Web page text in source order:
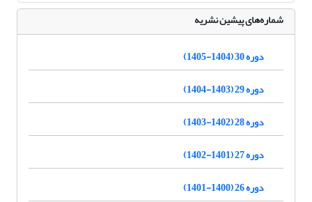
شماره‌های پیشین نشریه
دوره 30 (1404-1405)
دوره 29 (1403-1404)
دوره 28 (1402-1403)
دوره 27 (1401-1402)
دوره 26 (1400-1401)